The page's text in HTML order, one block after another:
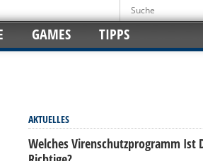
GAMES TIPPS
AKTUELLES
Welches Virenschutzprogramm Ist